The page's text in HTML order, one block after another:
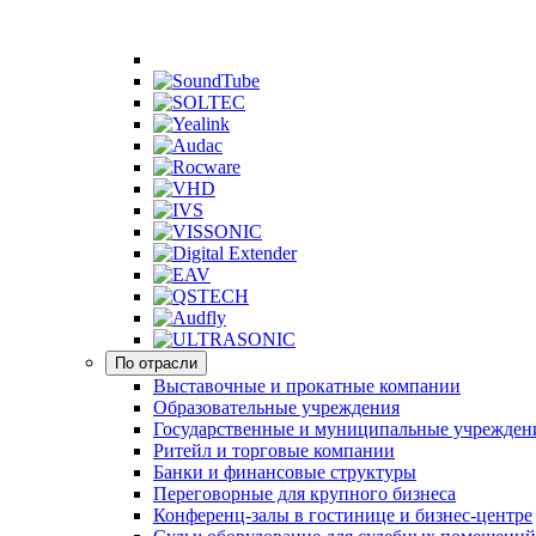
По отрасли
Выставочные и прокатные компании
Образовательные учреждения
Государственные и муниципальные
Ритейл и торговые компании
Банки и финансовые структуры
Переговорные для крупного бизнеса
Конференц-залы в гостинице и бизнес-центре